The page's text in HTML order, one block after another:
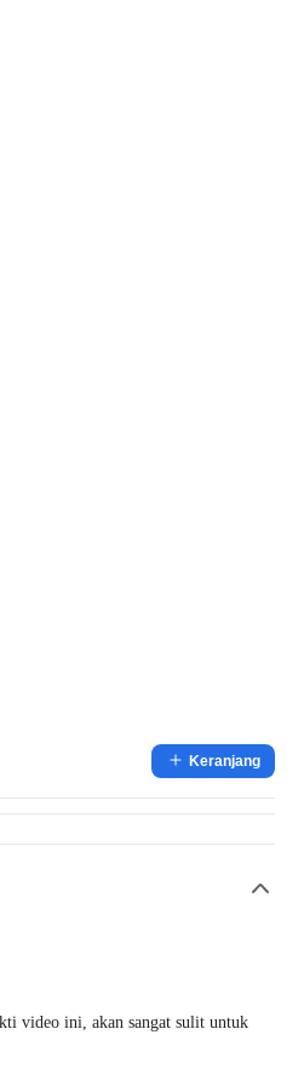
Keranjang
video ini, akan sangat sulit untuk